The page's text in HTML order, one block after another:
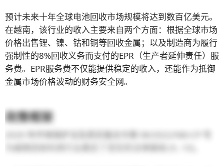
预计未来十年全球电池回收市场规模将达到数百亿美元。
在越南，该行业的收入主要来自两个方面：根据全球市场
价格出售锂、镍、钴和铜等回收金属；以及制造商为履行
强制性的8%回收义务而支付的EPR（生产者延伸责任）服
务费。EPR服务费不仅能提供稳定的收入，还能作为抵御
金属市场价格波动的财务安全网。
政策框架